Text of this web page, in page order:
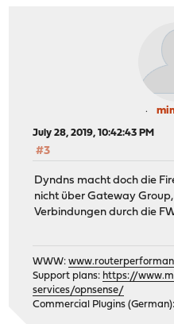
July 28, 2019, 10:42:43 PM
#3
Dyndns macht doch die
nicht über Gateway
Verbindungen durch die
WWW:
Support plans: https://
services/opnsense/
Commercial Plugins (German):